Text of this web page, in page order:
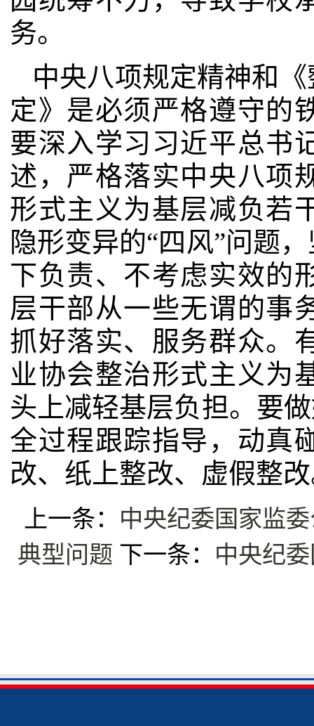
务。
中央八项规定精神和
定》是必须严格遵守的
要深入学习习近平总书
述，严格落实中央八项
形式主义为基层减负若
隐形变异的“四风”问题
下负责、不考虑实效的
层干部从一些无谓的事
抓好落实、服务群众。
业协会整治形式主义为
头上减轻基层负担。要
全过程跟踪指导，动真
改、纸上整改、虚假整
上一条： 中央纪委国家监
典型问题 下一条： 中央纪